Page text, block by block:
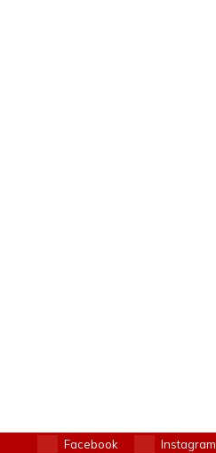
Facebook Instagram